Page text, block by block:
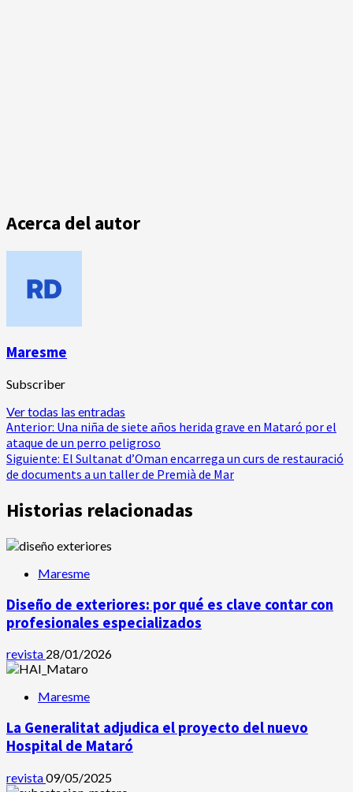
Acerca del autor
Maresme
Subscriber
Ver todas las entradas
Navegación
de
entradas
Anterior: Una niña de siete años herida grave en Mataró por el
ataque de un perro peligroso
Siguiente: El Sultanat d’Oman encarrega un curs de restauració
de documents a un taller de Premià de Mar
Historias relacionadas
Maresme
Diseño de exteriores: por qué es clave contar con
profesionales especializados
revista 28/01/2026
Maresme
La Generalitat adjudica el proyecto del nuevo
Hospital de Mataró
revista09/05/2025